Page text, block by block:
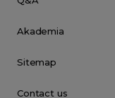
Akademia
Sitemap
Contact us